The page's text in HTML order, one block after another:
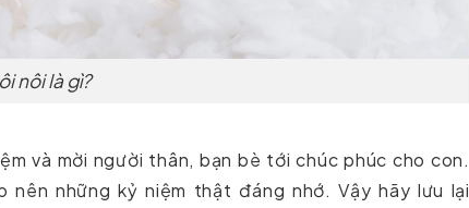
nôi là gì?
và mời người thân, bạn bè tới chúc phúc cho con.
những kỷ niệm thật đáng nhớ. Vậy hãy lưu lại